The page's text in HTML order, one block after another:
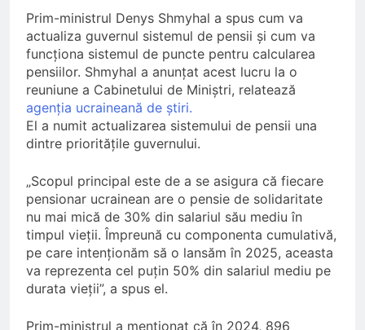
6 Luni Ago
Romania din nou la
EUROVISION
9 Luni Ago
Prim-ministrul Denys Shmyhal a spus cum va
actualiza guvernul sistemul de pensii și cum va
funcționa sistemul de puncte pentru calcularea
pensiilor. Shmyhal a anunțat acest lucru la o
reuniune a Cabinetului de Miniștri, relatează
agenția ucraineană de știri.
El a numit actualizarea sistemului de pensii una
dintre prioritățile guvernului.
„Scopul principal este de a se asigura că fiecare
pensionar ucrainean are o pensie de solidaritate
nu mai mică de 30% din salariul său mediu în
timpul vieții. Împreună cu componenta cumulativă,
pe care intenționăm să o lansăm în 2025, aceasta
va reprezenta cel puțin 50% din salariul mediu pe
durata vieții”, a spus el.
Prim-ministrul a menționat că în 2024, 896